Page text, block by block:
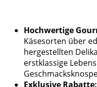
Hochwertige
Käsesorten über
hergestellten
erstklassige
Exklusive Rabatte: